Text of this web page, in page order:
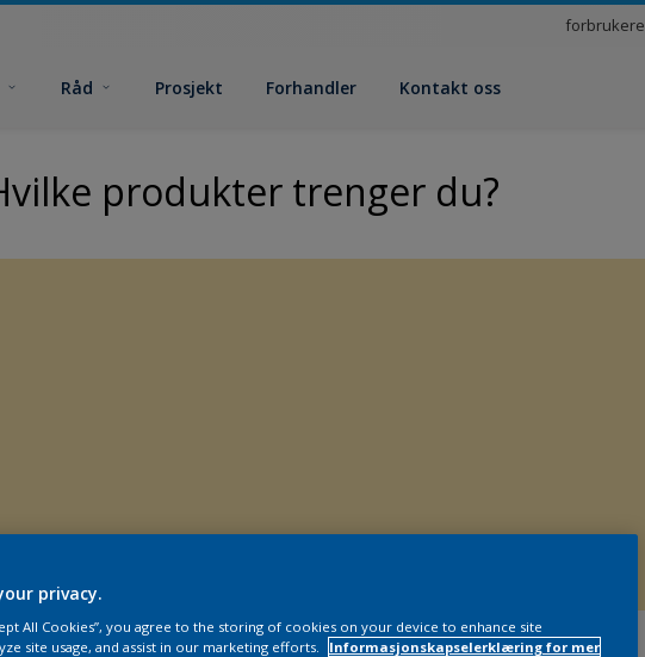
forbrukere
Råd Prosjekt Forhandler Kontakt oss
produkter trenger du?
privacy.
All Cookies”, you agree to the storing of cookies on your device to enhance site
site usage, and assist in our marketing efforts.
Informasjonskapselerklæring for mer